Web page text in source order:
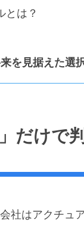
とは？
を見据えた選
だけで
社はアクチュ